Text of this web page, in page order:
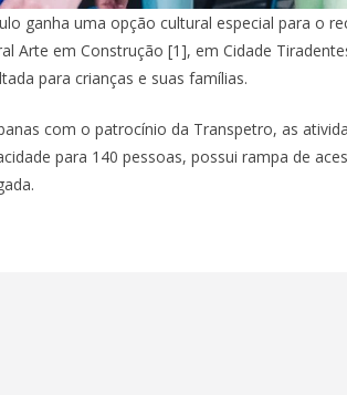
ganha uma opção cultural especial para o
Arte em Construção [1], em Cidade
para crianças e suas famílias.
com o patrocínio da Transpetro, as
para 140 pessoas, possui rampa de